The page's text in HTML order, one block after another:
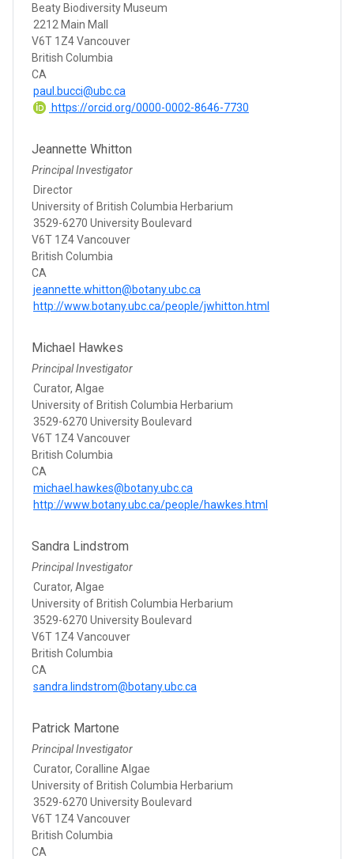
Beaty Biodiversity Museum
2212 Main Mall
V6T 1Z4 Vancouver
British Columbia
CA
paul.bucci@ubc.ca
https://orcid.org/0000-0002-8646-7730
Jeannette Whitton
Principal Investigator
Director
University of British Columbia Herbarium
3529-6270 University Boulevard
V6T 1Z4 Vancouver
British Columbia
CA
jeannette.whitton@botany.ubc.ca
http://www.botany.ubc.ca/people/jwhitton.html
Michael Hawkes
Principal Investigator
Curator, Algae
University of British Columbia Herbarium
3529-6270 University Boulevard
V6T 1Z4 Vancouver
British Columbia
CA
michael.hawkes@botany.ubc.ca
http://www.botany.ubc.ca/people/hawkes.html
Sandra Lindstrom
Principal Investigator
Curator, Algae
University of British Columbia Herbarium
3529-6270 University Boulevard
V6T 1Z4 Vancouver
British Columbia
CA
sandra.lindstrom@botany.ubc.ca
Patrick Martone
Principal Investigator
Curator, Coralline Algae
University of British Columbia Herbarium
3529-6270 University Boulevard
V6T 1Z4 Vancouver
British Columbia
CA